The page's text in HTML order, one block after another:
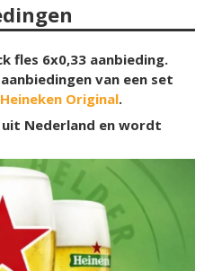
fles 6x0,33 aanbieding.
van een set
Heineken Original.
uit Nederland en wordt